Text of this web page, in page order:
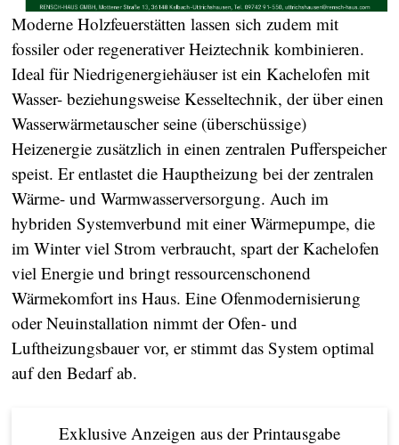
Moderne Holzfeuerstätten lassen sich zudem mit
fossiler oder regenerativer Heiztechnik kombinieren.
Ideal für Niedrigenergiehäuser ist ein Kachelofen mit
Wasser- beziehungsweise Kesseltechnik, der über einen
Wasserwärmetauscher seine (überschüssige)
Heizenergie zusätzlich in einen zentralen Pufferspeicher
speist. Er entlastet die Hauptheizung bei der zentralen
Wärme- und Warmwasserversorgung. Auch im
hybriden Systemverbund mit einer Wärmepumpe, die
im Winter viel Strom verbraucht, spart der Kachelofen
viel Energie und bringt ressourcenschonend
Wärmekomfort ins Haus. Eine Ofenmodernisierung
oder Neuinstallation nimmt der Ofen- und
Luftheizungsbauer vor, er stimmt das System optimal
auf den Bedarf ab.
Exklusive Anzeigen aus der Printausgabe